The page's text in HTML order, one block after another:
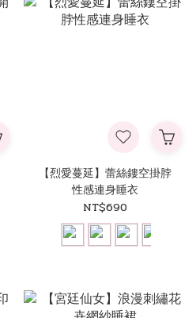
【烈愛蔓延】蕾絲鏤空掛脖
性感連身睡衣
NT$690